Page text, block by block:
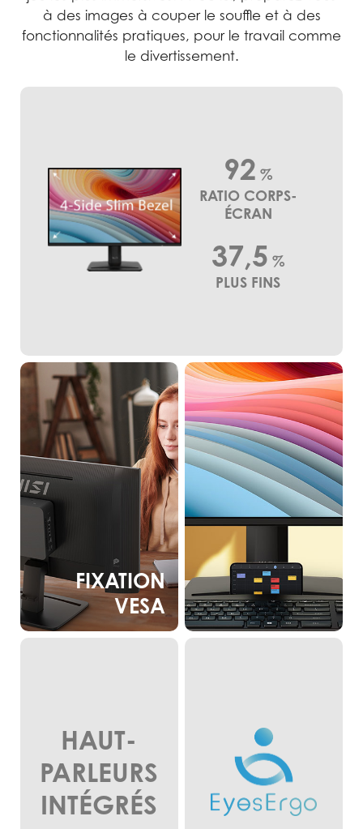
à des images à couper le souffle et à des
fonctionnalités pratiques, pour le travail comme
le divertissement.
92 %
RATIO CORPS-
ÉCRAN
37,5 %
PLUS FINS
FIXATION
VESA
HAUT-
PARLEURS
INTÉGRÉS